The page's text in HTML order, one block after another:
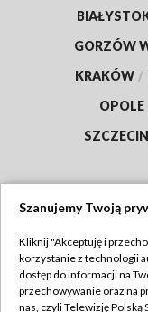
GORZÓW
KRAKÓW /
OPOLE
SZCZECIN
Abonament TVP
Szanujemy Twoją
Kliknij "Akceptuję i
korzystanie z technologii
dostęp do informacji na
przechowywanie oraz na
nas, czyli Telewizję Polską